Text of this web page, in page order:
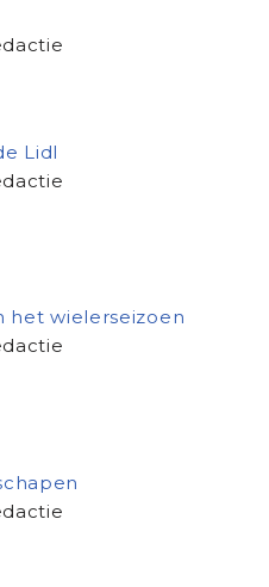
Lidl
het wielerseizoen